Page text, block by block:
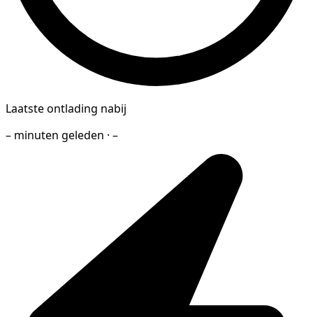
Laatste ontlading nabij
– minuten geleden · –